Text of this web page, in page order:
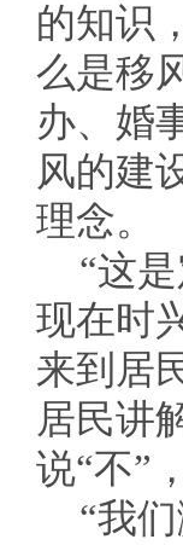
的知识
么是移
办、婚
风的建
理念。
“这
现在时
来到居
居民讲
说“不”
“我